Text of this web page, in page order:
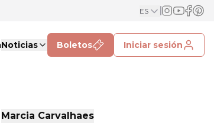
ES
Noticias Boletos Iniciar sesión
Marcia Carvalhaes